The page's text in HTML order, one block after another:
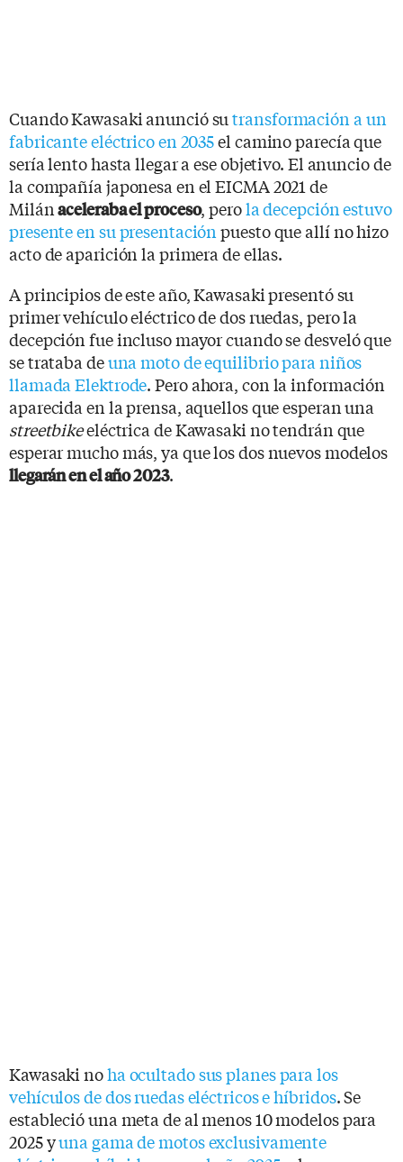
Cuando Kawasaki anunció sutransformación a un
fabricante eléctrico en 2035el camino parecía que
sería lento hasta llegar a ese objetivo. El anuncio de
la compañía japonesa en el EICMA 2021 de
Milánaceleraba el proceso, perola decepción estuvo
presente en su presentaciónpuesto que allí no hizo
acto de aparición la primera de ellas.
A principios de este año, Kawasaki presentó su
primer vehículo eléctrico de dos ruedas, pero la
decepción fue incluso mayor cuando se desveló que
se trataba deuna moto de equilibrio para niños
llamada Elektrode. Pero ahora, con la información
aparecida en la prensa, aquellos que esperan una
streetbikeeléctrica de Kawasaki no tendrán que
esperar mucho más, ya que los dos nuevos modelos
llegarán en el año 2023.
Kawasaki noha ocultado sus planes para los
vehículos de dos ruedas eléctricos e híbridos. Se
estableció una meta de al menos 10 modelos para
2025 yuna gama de motos exclusivamente